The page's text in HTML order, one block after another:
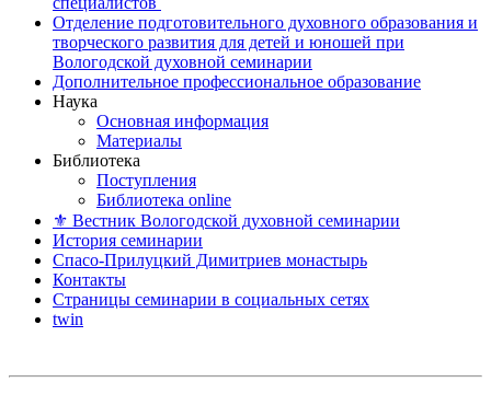
Отделение подготовительного духовного образования и
творческого развития для детей и юношей при
Вологодской духовной семинарии
Дополнительное профессиональное образование
Наука
Основная информация
Материалы
Библиотека
Поступления
Библиотека online
⚜ Вестник Вологодской духовной семинарии
История семинарии
Спасо-Прилуцкий Димитриев монастырь
Контакты
Страницы семинарии в социальных сетях
twin